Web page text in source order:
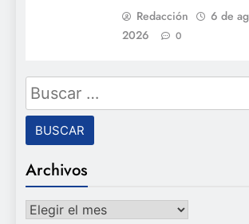
Redacción
6 de
2026
0
Buscar:
Archivos
Archivos